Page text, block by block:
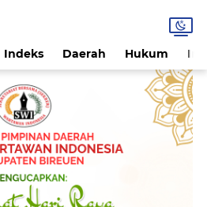
Indeks Daerah Hukum